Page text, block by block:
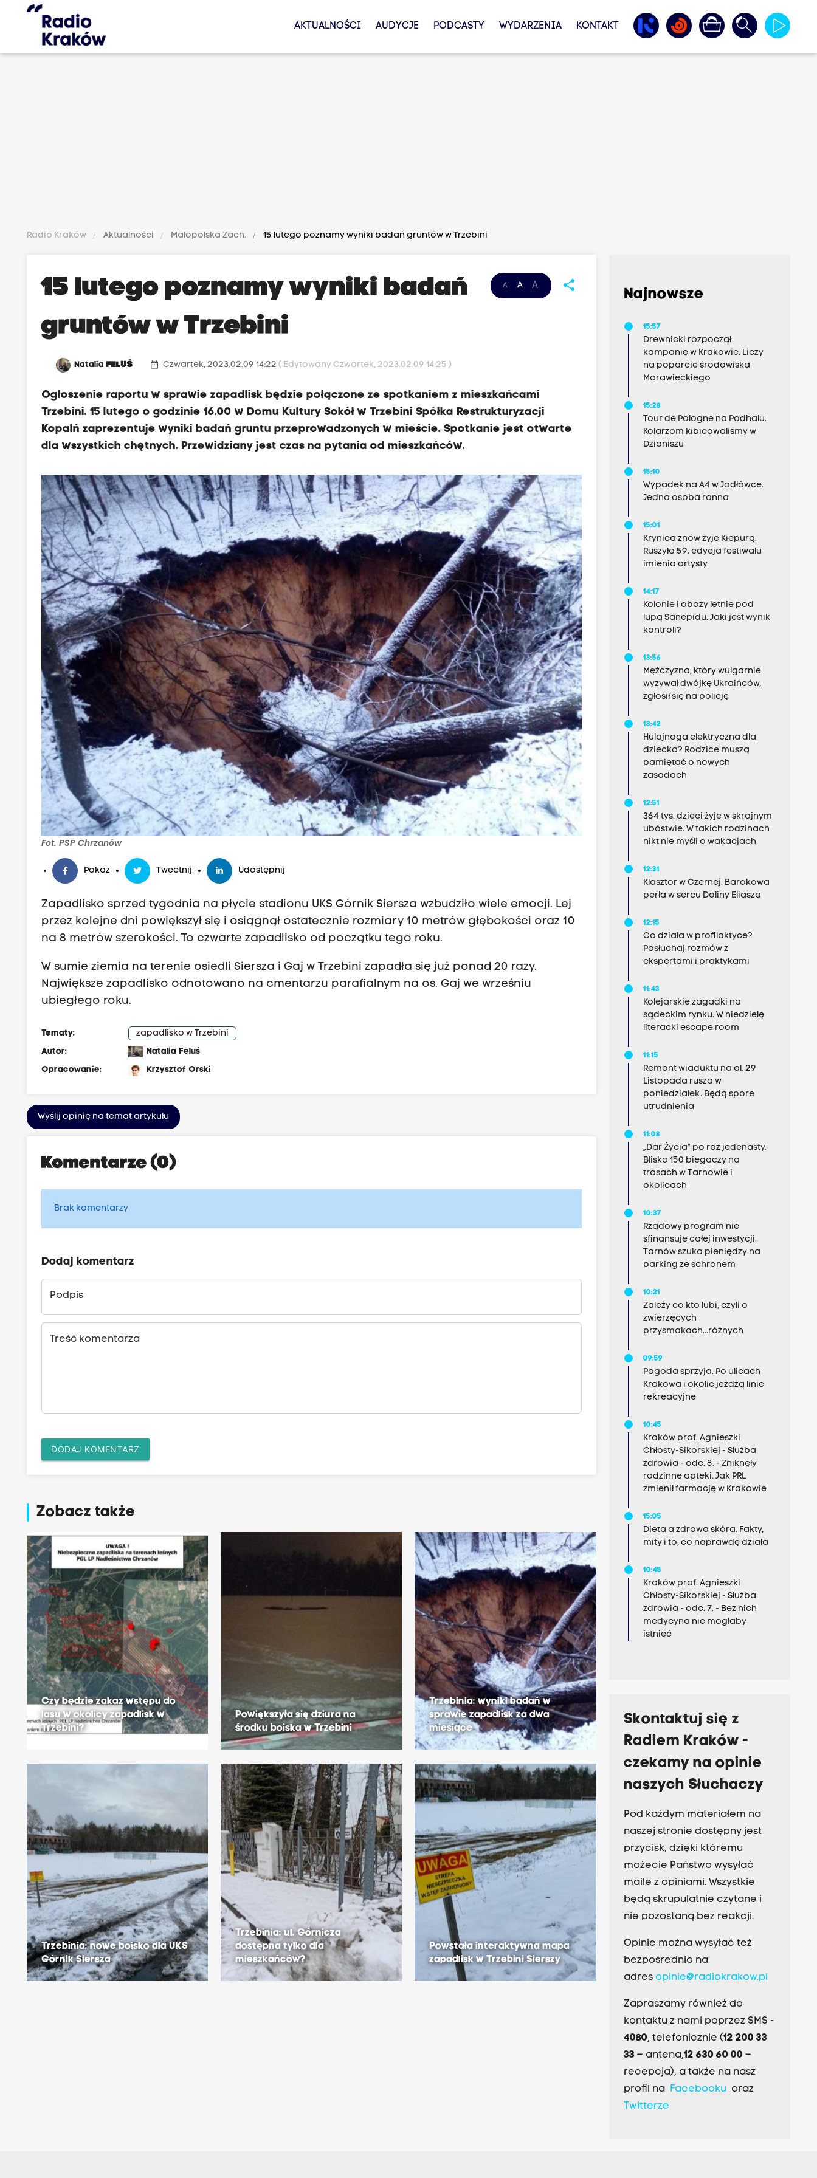
AKTUALNOŚCI AUDYCJE PODCASTY WYDARZENIA KONTAKT
Radio Kraków Aktualności Małopolska Zach. 15 lutego poznamy wyniki badań gruntów w Trzebini
A A A share
15 lutego poznamy wyniki badań
gruntów w Trzebini
NataliaFELUŚ date_range Czwartek, 2023.02.09 14:22( Edytowany Czwartek, 2023.02.09 14:25 )
Ogłoszenie raportu w sprawie zapadlisk będzie połączone ze spotkaniem z mieszkańcami
Trzebini. 15 lutego o godzinie 16.00 w Domu Kultury Sokół w Trzebini Spółka Restrukturyzacji
Kopalń zaprezentuje wyniki badań gruntu przeprowadzonych w mieście. Spotkanie jest otwarte
dla wszystkich chętnych. Przewidziany jest czas na pytania od mieszkańców.
Fot. PSP Chrzanów
Pokaż Tweetnij Udostępnij
Zapadlisko sprzed tygodnia na płycie stadionu UKS Górnik Siersza wzbudziło wiele emocji. Lej
przez kolejne dni powiększył się i osiągnął ostatecznie rozmiary 10 metrów głębokości oraz 10
na 8 metrów szerokości. To czwarte zapadlisko od początku tego roku.
W sumie ziemia na terenie osiedli Siersza i Gaj w Trzebini zapadła się już ponad 20 razy.
Największe zapadlisko odnotowano na cmentarzu parafialnym na os. Gaj we wrześniu
ubiegłego roku.
Tematy:
zapadlisko w Trzebini
Autor:
Natalia Feluś
Opracowanie:
Krzysztof Orski
Wyślij opinię na temat artykułu
Komentarze (0)
Brak komentarzy
Dodaj komentarz
Podpis
Treść komentarza
DODAJ KOMENTARZ
Zobacz także
Czy będzie zakaz wstępu do
lasu w okolicy zapadlisk w
Trzebini?
Powiększyła się dziura na
środku boiska w Trzebini
Trzebinia: wyniki badań w
sprawie zapadlisk za dwa
miesiące
Trzebinia: nowe boisko dla UKS
Górnik Siersza
Trzebinia: ul. Górnicza
dostępna tylko dla
mieszkańców?
Powstała interaktywna mapa
zapadlisk w Trzebini Sierszy
Najnowsze
15:57
Drewnicki rozpoczął
kampanię w Krakowie. Liczy
na poparcie środowiska
Morawieckiego
15:28
Tour de Pologne na Podhalu.
Kolarzom kibicowaliśmy w
Dzianiszu
15:10
Wypadek na A4 w Jodłówce.
Jedna osoba ranna
15:01
Krynica znów żyje Kiepurą.
Ruszyła 59. edycja festiwalu
imienia artysty
14:17
Kolonie i obozy letnie pod
lupą Sanepidu. Jaki jest wynik
kontroli?
13:56
Mężczyzna, który wulgarnie
wyzywał dwójkę Ukraińców,
zgłosił się na policję
13:42
Hulajnoga elektryczna dla
dziecka? Rodzice muszą
pamiętać o nowych
zasadach
12:51
364 tys. dzieci żyje w skrajnym
ubóstwie. W takich rodzinach
nikt nie myśli o wakacjach
12:31
Klasztor w Czernej. Barokowa
perła w sercu Doliny Eliasza
12:15
Co działa w profilaktyce?
Posłuchaj rozmów z
ekspertami i praktykami
11:43
Kolejarskie zagadki na
sądeckim rynku. W niedzielę
literacki escape room
11:15
Remont wiaduktu na al. 29
Listopada rusza w
poniedziałek. Będą spore
utrudnienia
11:08
„Dar Życia” po raz jedenasty.
Blisko 150 biegaczy na
trasach w Tarnowie i
okolicach
10:37
Rządowy program nie
sfinansuje całej inwestycji.
Tarnów szuka pieniędzy na
parking ze schronem
10:21
Zależy co kto lubi, czyli o
zwierzęcych
przysmakach...różnych
09:59
Pogoda sprzyja. Po ulicach
Krakowa i okolic jeżdżą linie
rekreacyjne
10:45
Kraków prof. Agnieszki
Chłosty-Sikorskiej - Służba
zdrowia - odc. 8. - Zniknęły
rodzinne apteki. Jak PRL
zmienił farmację w Krakowie
15:05
Dieta a zdrowa skóra. Fakty,
mity i to, co naprawdę działa
10:45
Kraków prof. Agnieszki
Chłosty-Sikorskiej - Służba
zdrowia - odc. 7. - Bez nich
medycyna nie mogłaby
istnieć
Skontaktuj się z
Radiem Kraków -
czekamy na opinie
naszych Słuchaczy
Pod każdym materiałem na
naszej stronie dostępny jest
przycisk, dzięki któremu
możecie Państwo wysyłać
maile z opiniami. Wszystkie
będą skrupulatnie czytane i
nie pozostaną bez reakcji.
Opinie można wysyłać też
bezpośrednio na
adres opinie@radiokrakow.pl
Zapraszamy również do
kontaktu z nami poprzez SMS -
4080, telefonicznie (12 200 33
33– antena,12 630 60 00 –
recepcja), a także na nasz
profil na Facebookuoraz
Twitterze